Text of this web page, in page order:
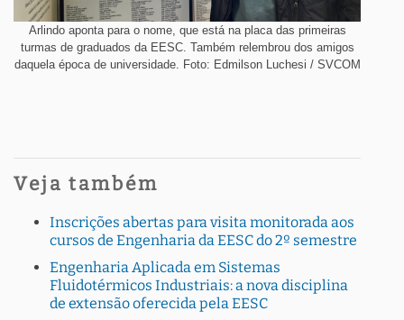
Arlindo aponta para o nome, que está na placa das primeiras
turmas de graduados da EESC. Também relembrou dos amigos
daquela época de universidade. Foto: Edmilson Luchesi / SVCOM
Veja também
Inscrições abertas para visita monitorada aos
cursos de Engenharia da EESC do 2º semestre
Engenharia Aplicada em Sistemas
Fluidotérmicos Industriais: a nova disciplina
de extensão oferecida pela EESC